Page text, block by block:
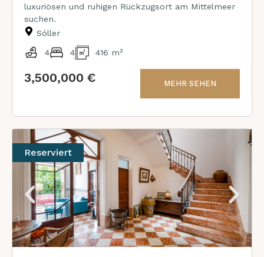
luxuriösen und ruhigen Rückzugsort am Mittelmeer
suchen.
Sóller
4 4 416 m²
3,500,000 € MEHR SEHEN
Reserviert